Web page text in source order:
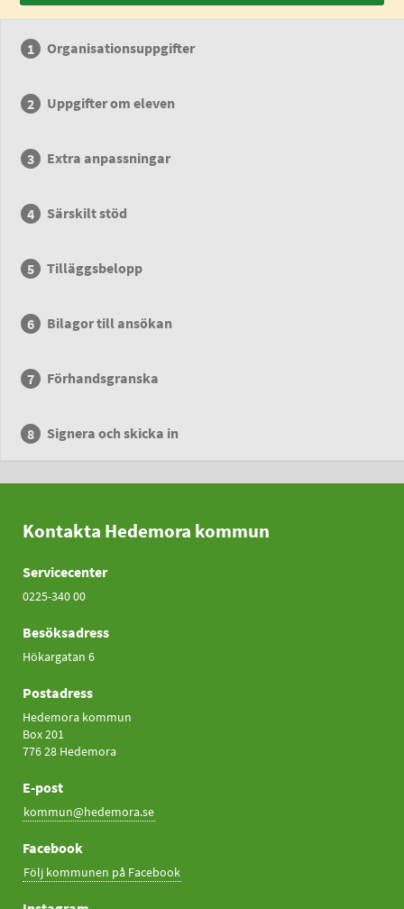
Organisationsuppgifter
Uppgifter om eleven
Extra anpassningar
Särskilt stöd
Tilläggsbelopp
Bilagor till ansökan
Förhandsgranska
Signera och skicka in
Kontakta Hedemora kommun
Servicecenter
0225-340 00
Besöksadress
Hökargatan 6
Postadress
Hedemora kommun
Box 201
776 28 Hedemora
E-post
kommun@hedemora.se
Facebook
Följ kommunen på Facebook